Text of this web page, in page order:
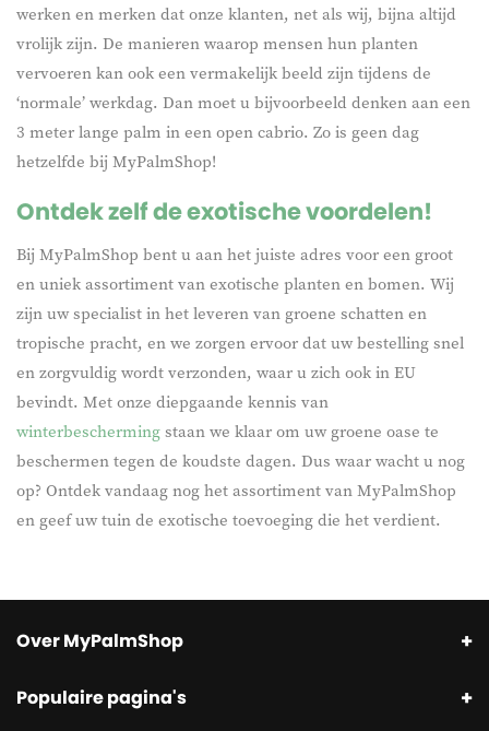
werken en merken dat onze klanten, net als wij, bijna altijd
vrolijk zijn. De manieren waarop mensen hun planten
vervoeren kan ook een vermakelijk beeld zijn tijdens de
‘normale’ werkdag. Dan moet u bijvoorbeeld denken aan een
3 meter lange palm in een open cabrio. Zo is geen dag
hetzelfde bij MyPalmShop!
Ontdek zelf de exotische voordelen!
Bij MyPalmShop bent u aan het juiste adres voor een groot
en uniek assortiment van exotische planten en bomen. Wij
zijn uw specialist in het leveren van groene schatten en
tropische pracht, en we zorgen ervoor dat uw bestelling snel
en zorgvuldig wordt verzonden, waar u zich ook in EU
bevindt. Met onze diepgaande kennis van
winterbeschermingstaan we klaar om uw groene oase te
beschermen tegen de koudste dagen. Dus waar wacht u nog
op? Ontdek vandaag nog het assortiment van MyPalmShop
en geef uw tuin de exotische toevoeging die het verdient.
Over MyPalmShop
Populaire pagina's